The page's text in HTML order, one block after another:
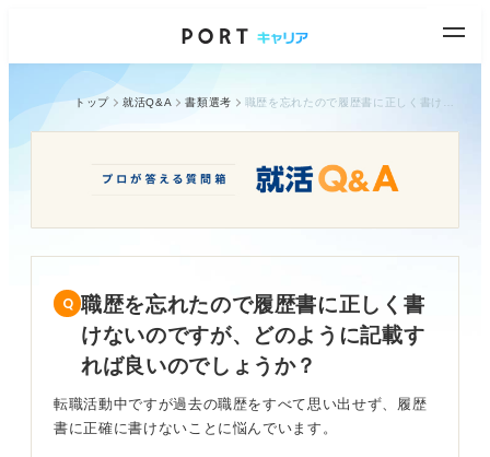
トップ 就活Q&A 書類選考
職歴を忘れたので履歴書に正しく書
けないのですが、どのように記載す
れば良いのでしょうか？
転職活動中ですが過去の職歴をすべて思い出せず、履歴
書に正確に書けないことに悩んでいます。